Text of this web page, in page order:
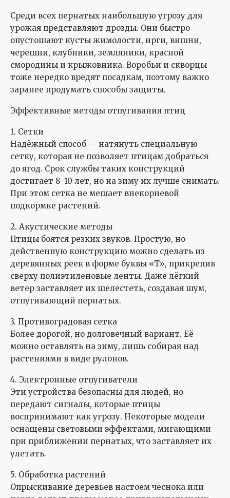
Среди всех пернатых наибольшую угрозу для
урожая представляют дрозды. Они быстро
опустошают кусты жимолости, ирги, вишни,
черешни, клубники, земляники, красной
смородины и крыжовника. Воробьи и скворцы
тоже нередко вредят посадкам, поэтому важно
заранее продумать способы защиты.
Эффективные методы отпугивания птиц
1. Сетки
Надёжный способ — натянуть специальную
сетку, которая не позволяет птицам добраться
до ягод. Срок службы таких конструкций
достигает 8–10 лет, но на зиму их лучше снимать.
При этом сетка не мешает внекорневой
подкормке растений.
2. Акустические методы
Птицы боятся резких звуков. Простую, но
действенную конструкцию можно сделать из
деревянных реек в форме буквы «Т», прикрепив
сверху полиэтиленовые ленты. Даже лёгкий
ветер заставляет их шелестеть, создавая шум,
отпугивающий пернатых.
3. Противоградовая сетка
Более дорогой, но долговечный вариант. Её
можно оставлять на зиму, лишь собирая над
растениями в виде рулонов.
4. Электронные отпугиватели
Эти устройства безопасны для людей, но
передают сигналы, которые птицы
воспринимают как угрозу. Некоторые модели
оснащены световыми эффектами, мигающими
при приближении пернатых, что заставляет их
улетать.
5. Обработка растений
Опрыскивание деревьев настоем чеснока или